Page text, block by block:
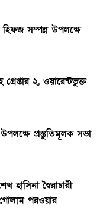
হিফজ সম্পন্ন উপলক্ষে
২, ওয়ারেন্টভুক্ত
প্রস্তুতিমূলক সভা
হাসিনা স্বৈরাচারী
পরওয়ার